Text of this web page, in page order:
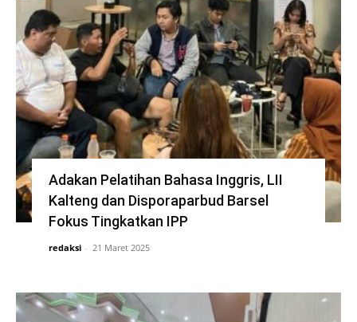
Adakan Pelatihan Bahasa Inggris, LII
Kalteng dan Disporaparbud Barsel
Fokus Tingkatkan IPP
redaksi - 21 Maret 2025